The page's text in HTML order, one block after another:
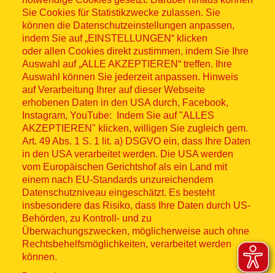
Sie Cookies für Statistikzwecke zulassen. Sie
können die Datenschutzeinstellungen anpassen,
indem Sie auf „EINSTELLUNGEN“ klicken
oder allen Cookies direkt zustimmen, indem Sie Ihre
Auswahl auf „ALLE AKZEPTIEREN“ treffen. Ihre
Auswahl können Sie jederzeit anpassen. Hinweis
auf Verarbeitung Ihrer auf dieser Webseite
erhobenen Daten in den USA durch, Facebook,
Instagram, YouTube: Indem Sie auf "ALLES
AKZEPTIEREN" klicken, willigen Sie zugleich gem.
Art. 49 Abs. 1 S. 1 lit. a) DSGVO ein, dass Ihre Daten
in den USA verarbeitet werden. Die USA werden
vom Europäischen Gerichtshof als ein Land mit
einem nach EU-Standards unzureichendem
Datenschutzniveau eingeschätzt. Es besteht
insbesondere das Risiko, dass Ihre Daten durch US-
Behörden, zu Kontroll- und zu
Überwachungszwecken, möglicherweise auch ohne
Rechtsbehelfsmöglichkeiten, verarbeitet werden
können.
Sitemap
© ASB 2026
Fußzeilenmenü
Impressum
Datenschutz
Kontakt
Hinweisgebersystem
Lieferkette
Widerruf